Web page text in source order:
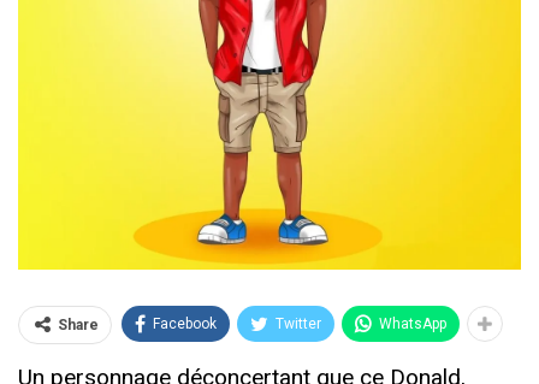
Share Facebook Twitter WhatsApp
Un personnage déconcertant que ce Donald,